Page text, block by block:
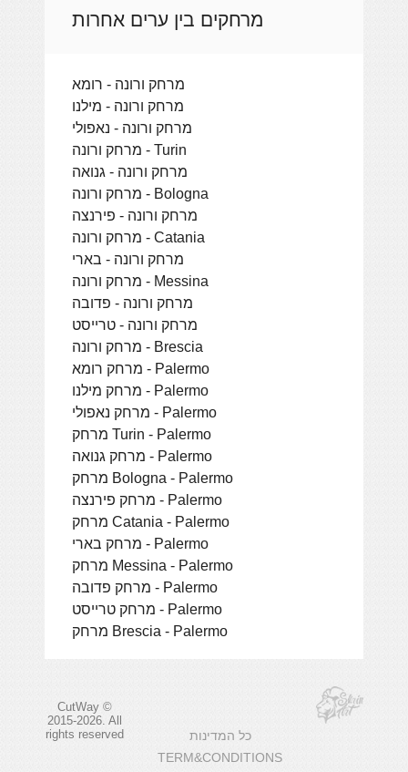
מרחקים בין ערים אחרות
מרחק ורונה - רומא
מרחק ורונה - מילנו
מרחק ורונה - נאפולי
מרחק ורונה - Turin
מרחק ורונה - גנואה
מרחק ורונה - Bologna
מרחק ורונה - פירנצה
מרחק ורונה - Catania
מרחק ורונה - בארי
מרחק ורונה - Messina
מרחק ורונה - פדובה
מרחק ורונה - טרייסט
מרחק ורונה - Brescia
מרחק רומא - Palermo
מרחק מילנו - Palermo
מרחק נאפולי - Palermo
מרחק Turin - Palermo
מרחק גנואה - Palermo
מרחק Bologna - Palermo
מרחק פירנצה - Palermo
מרחק Catania - Palermo
מרחק בארי - Palermo
מרחק Messina - Palermo
מרחק פדובה - Palermo
מרחק טרייסט - Palermo
מרחק Brescia - Palermo
CutWay ©
2015-2026. All
rights reserved
כל המדינות
TERM&CONDITIONS